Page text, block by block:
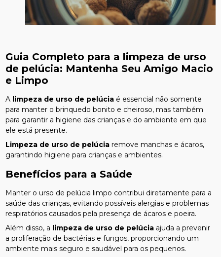
Guia Completo para a limpeza de urso
de pelúcia: Mantenha Seu Amigo Macio
e Limpo
A limpeza de urso de pelúcia é essencial não somente
para manter o brinquedo bonito e cheiroso, mas também
para garantir a higiene das crianças e do ambiente em que
ele está presente.
Limpeza de urso de pelúcia remove manchas e ácaros,
garantindo higiene para crianças e ambientes.
Benefícios para a Saúde
Manter o urso de pelúcia limpo contribui diretamente para a
saúde das crianças, evitando possíveis alergias e problemas
respiratórios causados pela presença de ácaros e poeira.
Além disso, a limpeza de urso de pelúcia ajuda a prevenir
a proliferação de bactérias e fungos, proporcionando um
ambiente mais seguro e saudável para os pequenos.